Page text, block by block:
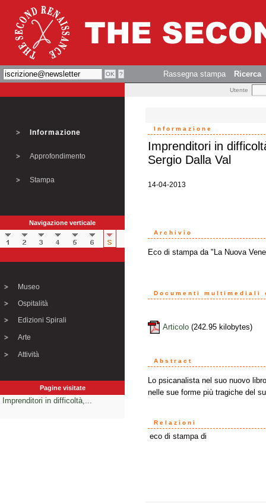
Rassegna stampa Ricerca
Utente
Informazione
Approfondimento
Stampa
Navigazione verticale
Museo
Ospitalità
Edizioni Spirali
Arte
Attività
Pagine visitate
Imprenditori in difficoltà,...
Informazione
Imprenditori in
Sergio Dalla Val
14-04-2013
Archivio
Eco di stampa da "La Nuova
Documenti multimediali
Articolo(242.95 kilobytes)
Abstract
Lo psicanalista nel suo nuovo
nelle sue forme più tragiche del
Relazioni
eco di stampa di